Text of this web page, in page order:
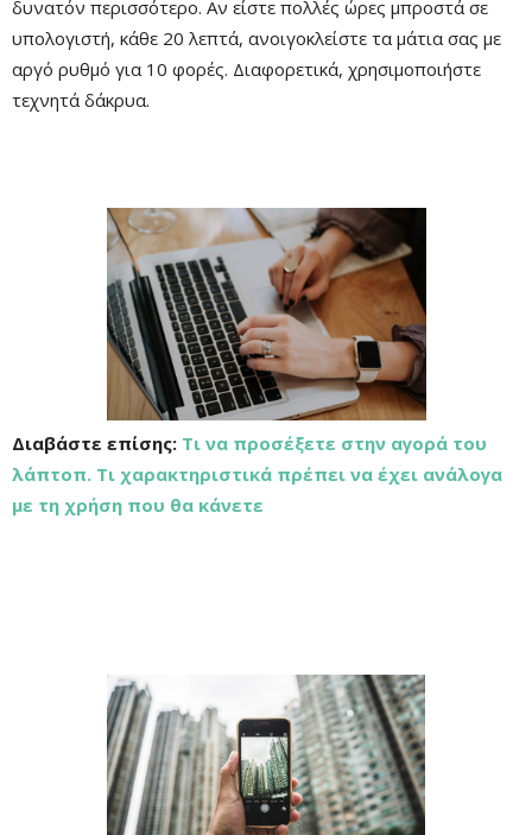
δυνατόν περισσότερο. Αν είστε πολλές ώρες μπροστά σε
υπολογιστή, κάθε 20 λεπτά, ανοιγοκλείστε τα μάτια σας με
αργό ρυθμό για 10 φορές. Διαφορετικά, χρησιμοποιήστε
τεχνητά δάκρυα.
Διαβάστε επίσης: Τι να προσέξετε στην αγορά του
λάπτοπ. Τι χαρακτηριστικά πρέπει να έχει ανάλογα
με τη χρήση που θα κάνετε